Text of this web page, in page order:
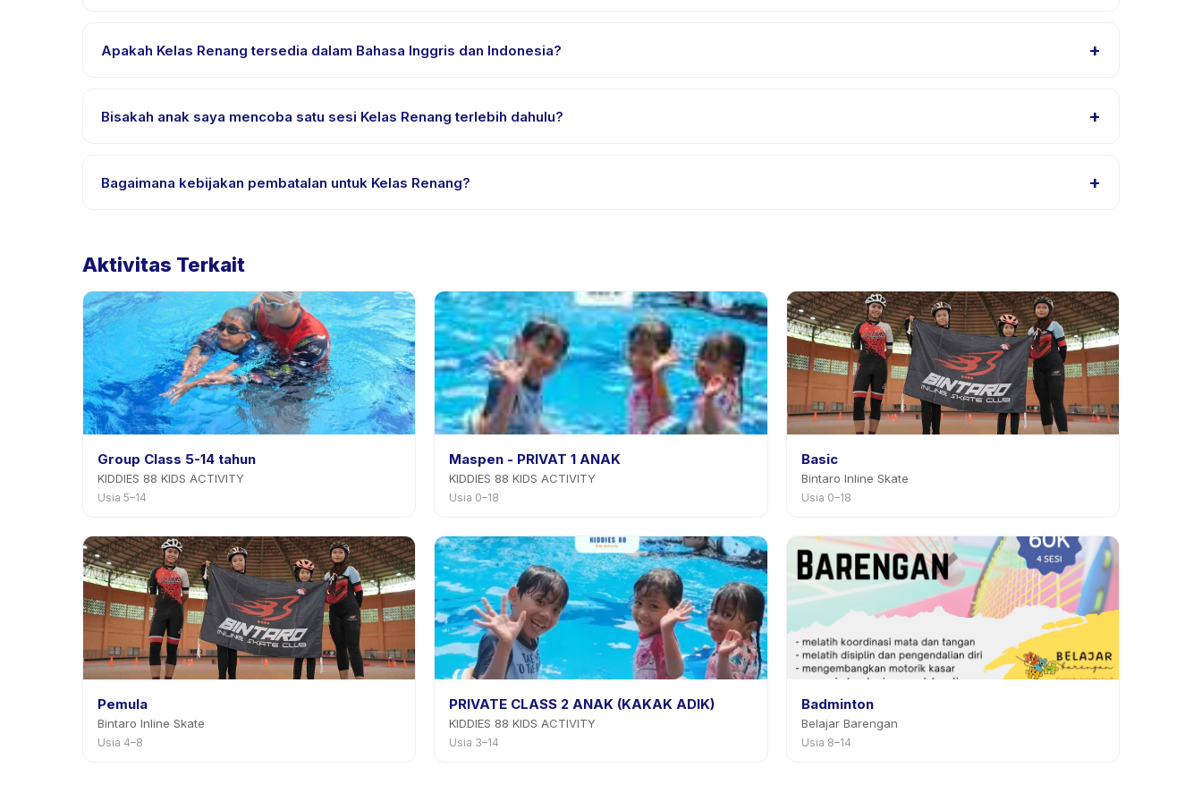
Apakah Kelas Renang tersedia dalam Bahasa Inggris dan Indonesia? +
yang didukung.
Bisakah anak saya mencoba satu sesi Kelas Renang terlebih dahulu? +
Bagaimana kebijakan pembatalan untuk Kelas Renang? +
Aktivitas Terkait
Group Class 5-14 tahun
KIDDIES 88 KIDS ACTIVITY
Usia 5–14
Maspen - PRIVAT 1 ANAK
KIDDIES 88 KIDS ACTIVITY
Usia 0–18
Basic
Bintaro Inline Skate
Usia 0–18
Pemula
Bintaro Inline Skate
Usia 4–8
PRIVATE CLASS 2 ANAK (KAKAK ADIK)
KIDDIES 88 KIDS ACTIVITY
Usia 3–14
Badminton
Belajar Barengan
Usia 8–14